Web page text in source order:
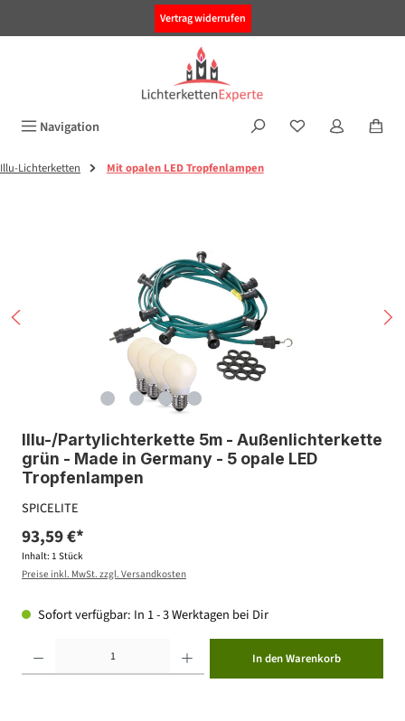
Vertrag widerrufen
Navigation
Illu-Lichterketten Mit opalen LED Tropfenlampen
Illu-/Partylichterkette 5m - Außenlichterkette
grün - Made in Germany - 5 opale LED
Tropfenlampen
SPICELITE
93,59 €*
Inhalt: 1 Stück
Preise inkl. MwSt. zzgl. Versandkosten
Sofort verfügbar: In 1 - 3 Werktagen bei Dir
In den Warenkorb